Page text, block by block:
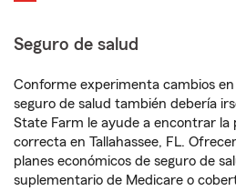
Seguro de salud
Conforme experimenta cambios
seguro de salud también debería
State Farm le ayude a encontrar la
correcta en Tallahassee, FL.
planes económicos de seguro de
suplementario de Medicare o